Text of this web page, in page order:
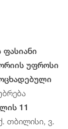
უფროსი
11
თბილისი, ვ.